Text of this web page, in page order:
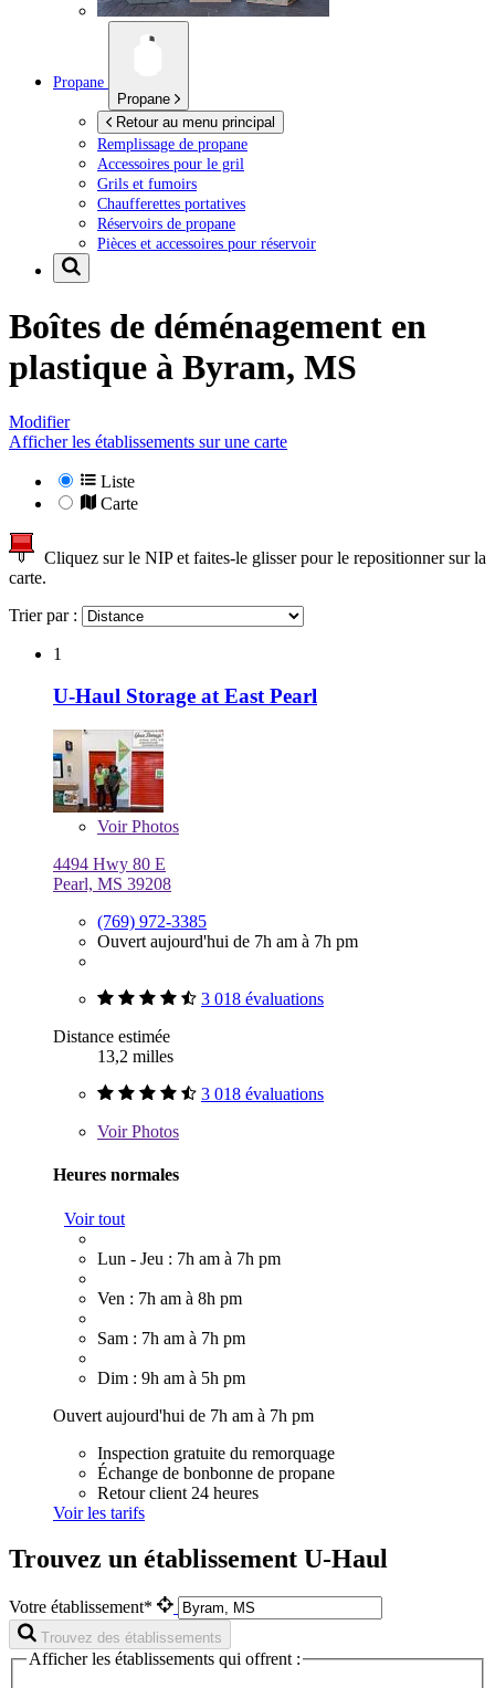
Propane
Propane
Retour au menu principal
Remplissage de propane
Accessoires pour le gril
Grils et fumoirs
Chaufferettes portatives
Réservoirs de propane
Pièces et accessoires pour réservoir
Boîtes de déménagement en
plastique à Byram, MS
Modifier
Afficher les établissements sur une carte
Liste
Carte
Cliquez sur le NIP et faites-le glisser pour le repositionner sur la
carte.
Trier par :
1
U-Haul Storage at East Pearl
VoirPhotos
4494 Hwy 80 E
Pearl, MS 39208
(769) 972-3385
Ouvert aujourd'hui de 7h am à 7h pm
3 018 évaluations
Distance estimée
13,2 milles
3 018 évaluations
VoirPhotos
Heures normales
Voir tout
Lun - Jeu : 7h am à 7h pm
Ven : 7h am à 8h pm
Sam : 7h am à 7h pm
Dim : 9h am à 5h pm
Ouvert aujourd'hui de 7h am à 7h pm
Inspection gratuite du remorquage
Échange de bonbonne de propane
Retour client 24 heures
Voir les tarifs
Trouvez un établissement U-Haul
Votre établissement*
Trouvez des établissements
Afficher les établissements qui offrent :